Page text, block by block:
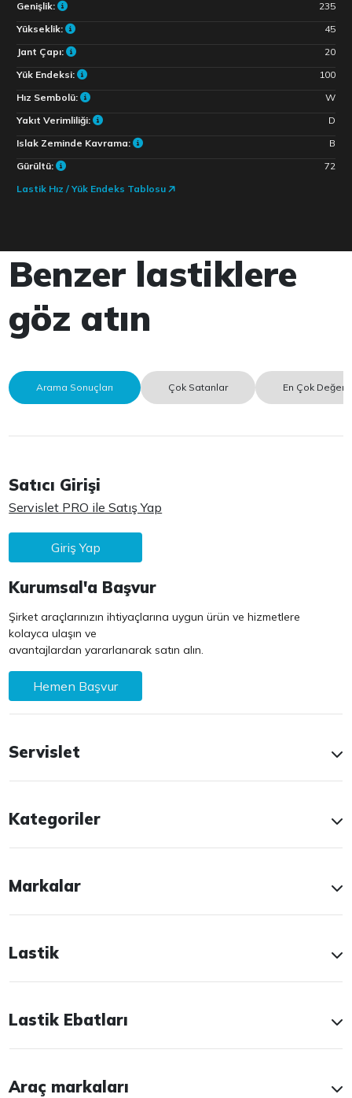
Genişlik:
235
Yükseklik:
45
Jant Çapı:
20
Yük Endeksi:
100
Hız Sembolü:
W
Yakıt Verimliliği:
D
Islak Zeminde Kavrama:
B
Gürültü:
72
Lastik Hız / Yük Endeks Tablosu
Benzer lastiklere
göz atın
Arama Sonuçları Çok Satanlar En Çok
Satıcı Girişi
Servislet PRO ile Satış Yap
Giriş Yap
Kurumsal'a Başvur
Şirket araçlarınızın ihtiyaçlarına uygun ürün ve hizmetlere
kolayca ulaşın ve
avantajlardan yararlanarak satın alın.
Hemen Başvur
Servislet
Kategoriler
Markalar
Lastik
Lastik Ebatları
Araç markaları